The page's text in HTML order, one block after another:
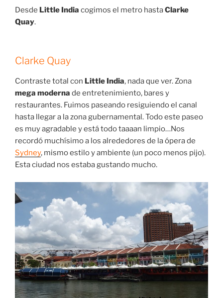
Desde Little India cogimos el metro hastaClarke
Quay.
Clarke Quay
Contraste total con Little India, nada que ver. Zona
mega moderna de entretenimiento, bares y
restaurantes. Fuimos paseando resiguiendo el canal
hasta llegar a la zona gubernamental. Todo este paseo
es muy agradable y está todo taaaan limpio…Nos
recordó muchísimo a los alrededores de la ópera de
Sydney, mismo estilo y ambiente (un poco menos pijo).
Esta ciudad nos estaba gustando mucho.